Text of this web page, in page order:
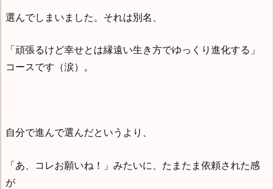
選んでしまいました。それは別名、
「頑張るけど幸せとは縁遠い生き方でゆっくり進化する」
コースです（涙）。
自分で進んで選んだというより、
「あ、コレお願いね！」みたいに、たまたま依頼された感
が